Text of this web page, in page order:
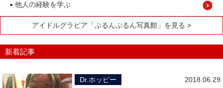
■ 他人の経験を学ぶ
アイドルグラビア「ぷるんぷるん写真館」を見る >
新着記事
2018.06.29
Dr.ホッピー